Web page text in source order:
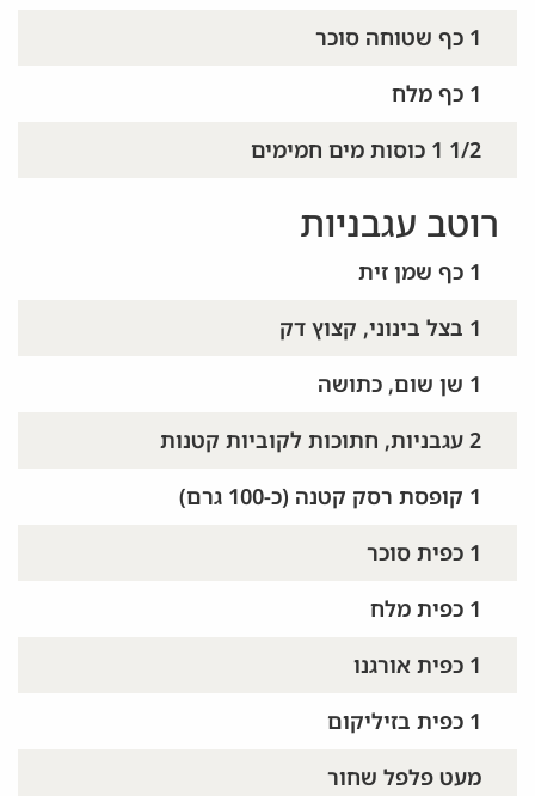
1 כף שטוחה סוכר
1 כף מלח
1/2 1 כוסות מים חמימים
רוטב עגבניות
1 כף שמן זית
1 בצל בינוני, קצוץ דק
1 שן שום, כתושה
2 עגבניות, חתוכות לקוביות קטנות
1 קופסת רסק קטנה (כ-100 גרם)
1 כפית סוכר
1 כפית מלח
1 כפית אורגנו
1 כפית בזיליקום
מעט פלפל שחור